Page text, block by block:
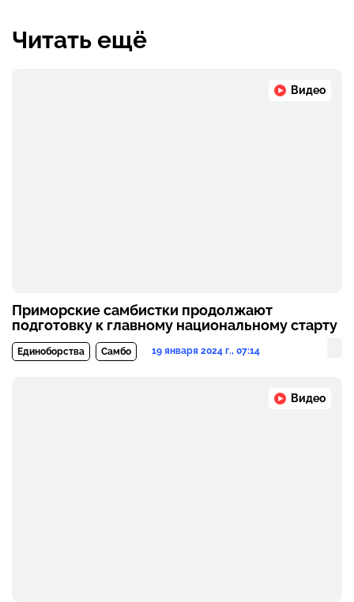
Читать ещё
Видео
Приморские самбистки продолжают
подготовку к главному национальному старту
Единоборства Самбо 19 января 2024 г., 07:14
Видео